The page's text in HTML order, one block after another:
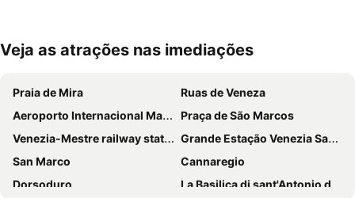
Ampliar mapa
Veja as atrações nas imediações
Praia de Mira
Ruas de Veneza
Aeroporto Internacional Marco Polo
Praça de São Marcos
Venezia-Mestre railway station
Grande Estação Venezia Santa Lucia
San Marco
Cannaregio
Dorsoduro
La Basilica di sant'Antonio di Padova